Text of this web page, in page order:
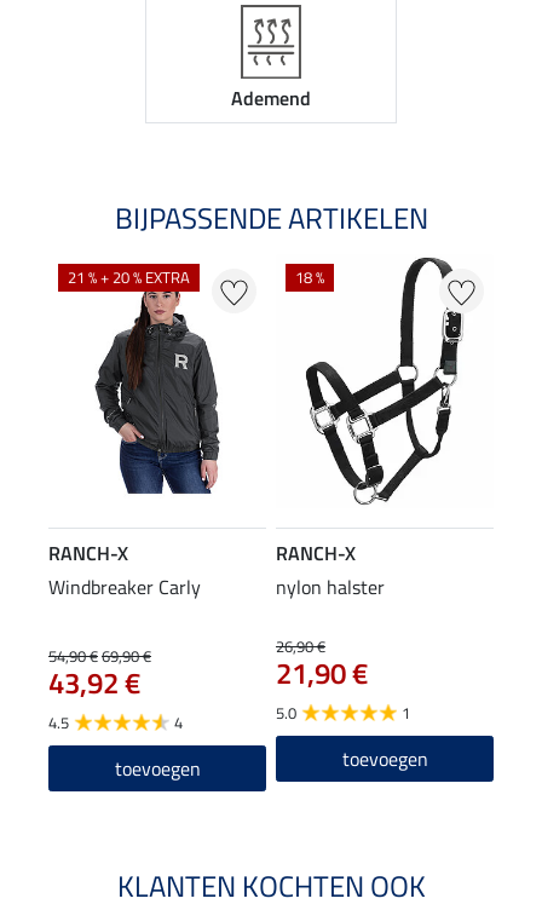
Ademend
BIJPASSENDE ARTIKELEN
21 % + 20 % EXTRA
RANCH-X
Windbreaker Carly
54,90 €69,90 €
43,92 €
4.5 4
toevoegen
18 %
RANCH-X
nylon halster
26,90 €
21,90 €
5.0 1
toevoegen
KLANTEN KOCHTEN OOK